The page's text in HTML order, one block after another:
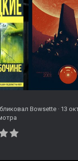
Bowsette · 13